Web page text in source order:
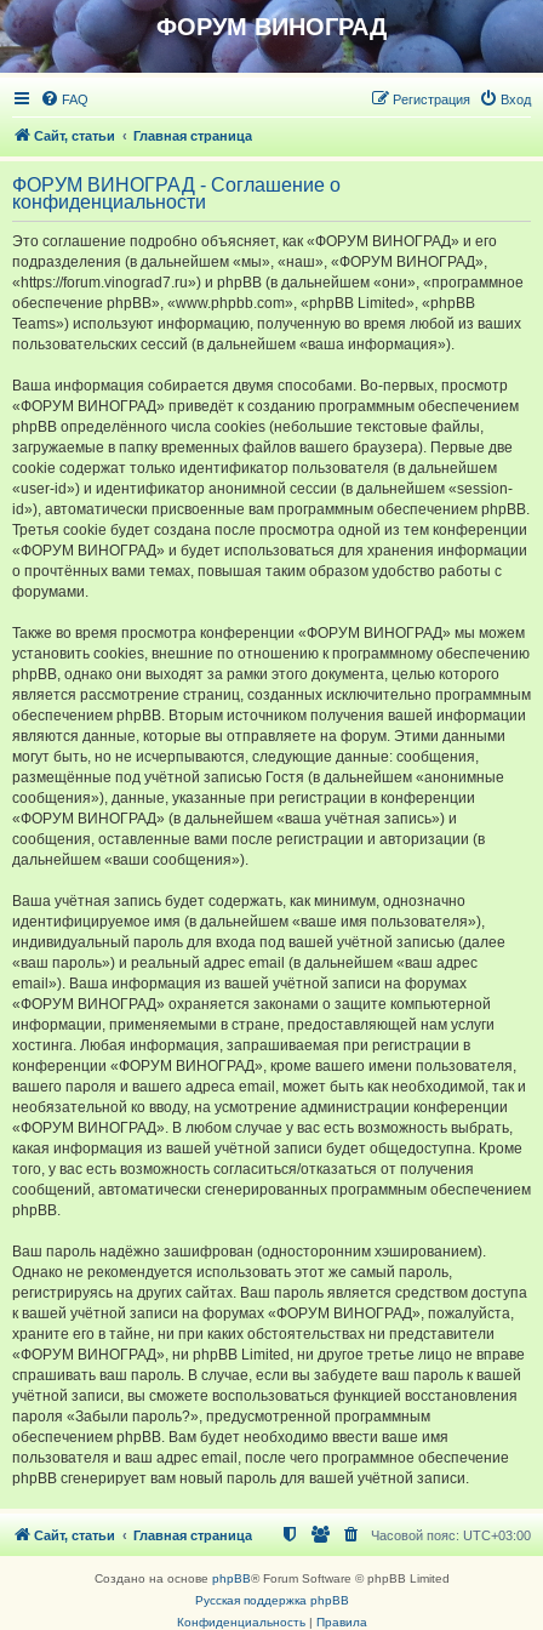
ФОРУМ ВИНОГРАД
FAQ Вход
Регистрация
Сайт, статьи Главная страница
ФОРУМ ВИНОГРАД - Соглашение о
конфиденциальности
Это соглашение подробно объясняет, как «ФОРУМ ВИНОГРАД» и его
подразделения (в дальнейшем «мы», «наш», «ФОРУМ ВИНОГРАД»,
«https://forum.vinograd7.ru») и phpBB (в дальнейшем «они», «программное
обеспечение phpBB», «www.phpbb.com», «phpBB Limited», «phpBB
Teams») используют информацию, полученную во время любой из ваших
пользовательских сессий (в дальнейшем «ваша информация»).
Ваша информация собирается двумя способами. Во-первых, просмотр
«ФОРУМ ВИНОГРАД» приведёт к созданию программным обеспечением
phpBB определённого числа cookies (небольшие текстовые файлы,
загружаемые в папку временных файлов вашего браузера). Первые две
cookie содержат только идентификатор пользователя (в дальнейшем
«user-id») и идентификатор анонимной сессии (в дальнейшем «session-
id»), автоматически присвоенные вам программным обеспечением phpBB.
Третья cookie будет создана после просмотра одной из тем конференции
«ФОРУМ ВИНОГРАД» и будет использоваться для хранения информации
о прочтённых вами темах, повышая таким образом удобство работы с
форумами.
Также во время просмотра конференции «ФОРУМ ВИНОГРАД» мы можем
установить cookies, внешние по отношению к программному обеспечению
phpBB, однако они выходят за рамки этого документа, целью которого
является рассмотрение страниц, созданных исключительно программным
обеспечением phpBB. Вторым источником получения вашей информации
являются данные, которые вы отправляете на форум. Этими данными
могут быть, но не исчерпываются, следующие данные: сообщения,
размещённые под учётной записью Гостя (в дальнейшем «анонимные
сообщения»), данные, указанные при регистрации в конференции
«ФОРУМ ВИНОГРАД» (в дальнейшем «ваша учётная запись») и
сообщения, оставленные вами после регистрации и авторизации (в
дальнейшем «ваши сообщения»).
Ваша учётная запись будет содержать, как минимум, однозначно
идентифицируемое имя (в дальнейшем «ваше имя пользователя»),
индивидуальный пароль для входа под вашей учётной записью (далее
«ваш пароль») и реальный адрес email (в дальнейшем «ваш адрес
email»). Ваша информация из вашей учётной записи на форумах
«ФОРУМ ВИНОГРАД» охраняется законами о защите компьютерной
информации, применяемыми в стране, предоставляющей нам услуги
хостинга. Любая информация, запрашиваемая при регистрации в
конференции «ФОРУМ ВИНОГРАД», кроме вашего имени пользователя,
вашего пароля и вашего адреса email, может быть как необходимой, так и
необязательной ко вводу, на усмотрение администрации конференции
«ФОРУМ ВИНОГРАД». В любом случае у вас есть возможность выбрать,
какая информация из вашей учётной записи будет общедоступна. Кроме
того, у вас есть возможность согласиться/отказаться от получения
сообщений, автоматически сгенерированных программным обеспечением
phpBB.
Ваш пароль надёжно зашифрован (односторонним хэшированием).
Однако не рекомендуется использовать этот же самый пароль,
регистрируясь на других сайтах. Ваш пароль является средством доступа
к вашей учётной записи на форумах «ФОРУМ ВИНОГРАД», пожалуйста,
храните его в тайне, ни при каких обстоятельствах ни представители
«ФОРУМ ВИНОГРАД», ни phpBB Limited, ни другое третье лицо не вправе
спрашивать ваш пароль. В случае, если вы забудете ваш пароль к вашей
учётной записи, вы сможете воспользоваться функцией восстановления
пароля «Забыли пароль?», предусмотренной программным
обеспечением phpBB. Вам будет необходимо ввести ваше имя
пользователя и ваш адрес email, после чего программное обеспечение
phpBB сгенерирует вам новый пароль для вашей учётной записи.
Сайт, статьи Главная страница Часовой пояс: UTC+03:00
Создано на основе phpBB® Forum Software © phpBB Limited
Русская поддержка phpBB
Конфиденциальность| Правила